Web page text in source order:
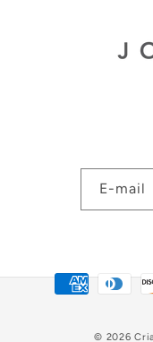
E-mail
Formas
© 2026